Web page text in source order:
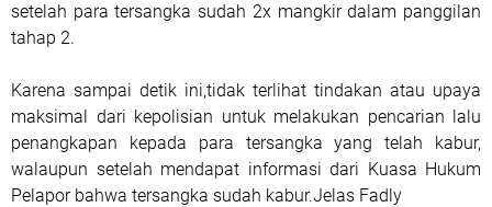
setelah para tersangka sudah 2x mangkir dalam panggilan
tahap 2.
Karena sampai detik ini,tidak terlihat tindakan atau upaya
maksimal dari kepolisian untuk melakukan pencarian lalu
penangkapan kepada para tersangka yang telah kabur,
walaupun setelah mendapat informasi dari Kuasa Hukum
Pelapor bahwa tersangka sudah kabur.Jelas Fadly